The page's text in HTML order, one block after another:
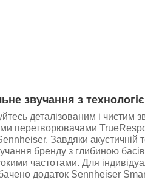
звучання з
деталізованим і чистим
перетворювачами
Завдяки акустичній
бренду з глибиною
частотами. Для
додаток Sennheiser